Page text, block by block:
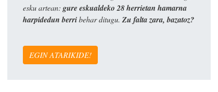
esku artean: gure eskualdeko 28 herrietan hamarna
harpidedun berribehar ditugu. Zu falta zara, bazatoz?
EGIN ATARIKIDE!